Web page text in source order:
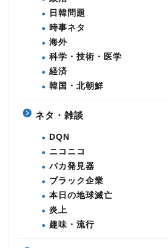
日韓問題
時事ネタ
海外
科学・技術・医学
経済
韓国・北朝鮮
ネタ・雑談
DQN
ニコニコ
バカ発見器
ブラック企業
本日の地球滅亡
炎上
趣味・流行